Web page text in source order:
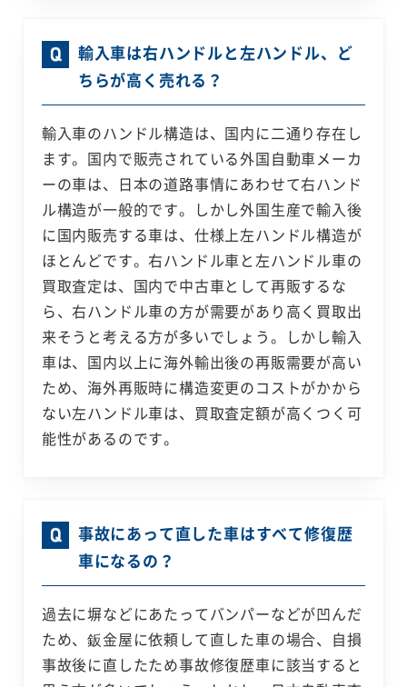
輸入車は右ハンドルと左ハンドル、ど
ちらが高く売れる？
輸入車のハンドル構造は、国内に二通り存在し
ます。国内で販売されている外国自動車メーカ
ーの車は、日本の道路事情にあわせて右ハンド
ル構造が一般的です。しかし外国生産で輸入後
に国内販売する車は、仕様上左ハンドル構造が
ほとんどです。右ハンドル車と左ハンドル車の
買取査定は、国内で中古車として再販するな
ら、右ハンドル車の方が需要があり高く買取出
来そうと考える方が多いでしょう。しかし輸入
車は、国内以上に海外輸出後の再販需要が高い
ため、海外再販時に構造変更のコストがかから
ない左ハンドル車は、買取査定額が高くつく可
能性があるのです。
事故にあって直した車はすべて修復歴
車になるの？
過去に塀などにあたってバンパーなどが凹んだ
ため、鈑金屋に依頼して直した車の場合、自損
事故後に直したため事故修復歴車に該当すると